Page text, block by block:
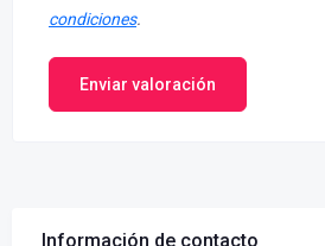
condiciones.
Enviar valoración
Información de contacto